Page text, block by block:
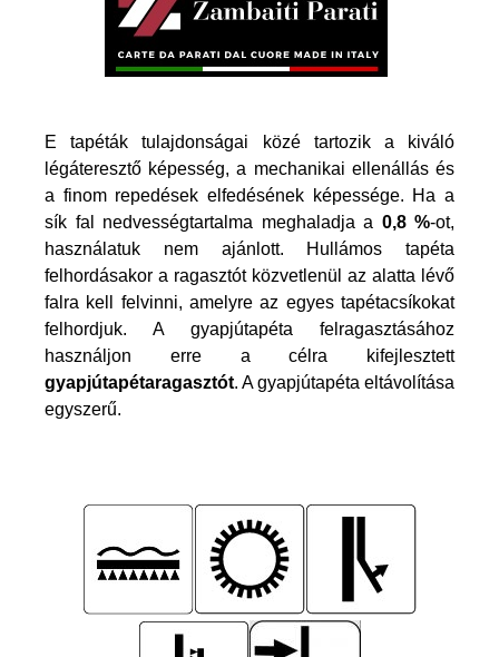
E tapéták tulajdonságai közé tartozik a kiváló
légáteresztő képesség, a mechanikai ellenállás és
a finom repedések elfedésének képessége. Ha a
sík fal nedvességtartalma meghaladja a 0,8 %-ot,
használatuk nem ajánlott. Hullámos tapéta
felhordásakor a ragasztót közvetlenül az alatta lévő
falra kell felvinni, amelyre az egyes tapétacsíkokat
felhordjuk. A gyapjútapéta felragasztásához
használjon erre a célra kifejlesztett
gyapjútapétaragasztót. A gyapjútapéta eltávolítása
egyszerű.